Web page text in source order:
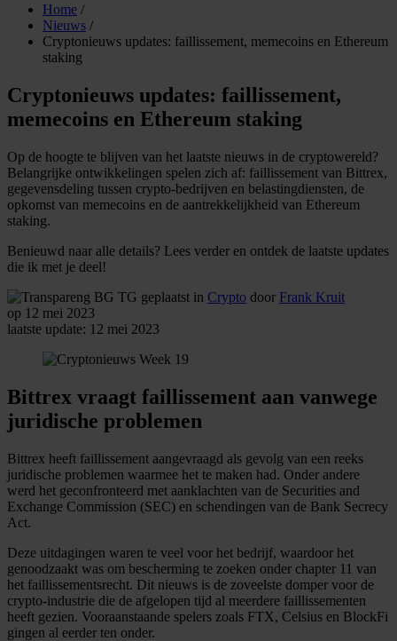
Home /
Nieuws /
Cryptonieuws updates: faillissement, memecoins en Ethereum
staking
Cryptonieuws updates: faillissement,
memecoins en Ethereum staking
Op de hoogte te blijven van het laatste nieuws in de cryptowereld?
Belangrijke ontwikkelingen spelen zich af: faillissement van Bittrex,
gegevensdeling tussen crypto-bedrijven en belastingdiensten, de
opkomst van memecoins en de aantrekkelijkheid van Ethereum
staking.
Benieuwd naar alle details? Lees verder en ontdek de laatste updates
die ik met je deel!
geplaatst in Crypto door Frank Kruit
op 12 mei 2023
laatste update: 12 mei 2023
Bittrex vraagt faillissement aan vanwege
juridische problemen
Bittrex heeft faillissement aangevraagd als gevolg van een reeks
juridische problemen waarmee het te maken had. Onder andere
werd het geconfronteerd met aanklachten van de Securities and
Exchange Commission (SEC) en schendingen van de Bank Secrecy
Act.
Deze uitdagingen waren te veel voor het bedrijf, waardoor het
genoodzaakt was om bescherming te zoeken onder chapter 11 van
het faillissementsrecht. Dit nieuws is de zoveelste domper voor de
crypto-industrie die de afgelopen tijd al meerdere faillissementen
heeft gezien. Vooraanstaande spelers zoals FTX, Celsius en BlockFi
gingen al eerder ten onder.